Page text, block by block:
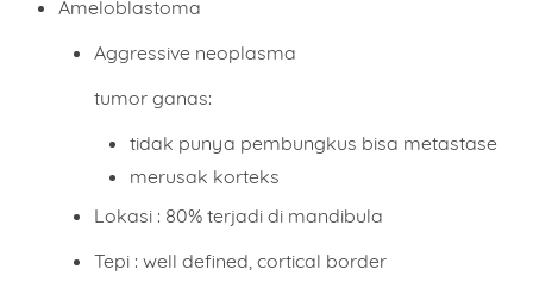
Ameloblastoma
Aggressive neoplasma
tumor ganas:
tidak punya pembungkus bisa metastase
merusak korteks
Lokasi : 80% terjadi di mandibula
Tepi : well defined, cortical border